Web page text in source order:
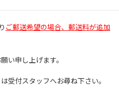
ご郵送希望の場合、郵送料が追加
い申し上げます。
受付スタッフへお尋ね下さい。